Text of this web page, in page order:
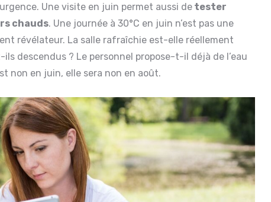
Une visite en juin permet aussi de tester
chauds. Une journée à 30°C en juin n’est pas une
révélateur. La salle rafraîchie est-elle réellement
descendus ? Le personnel propose-t-il déjà de l’eau
non en juin, elle sera non en août.